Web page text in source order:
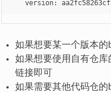
version:
如果想要某一个版本的
如果想要使用自有仓
链接即可
如果需要其他代码仓